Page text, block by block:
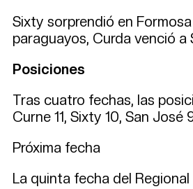
Sixty sorprendió en
paraguayos, Curda venció
Posiciones
Tras cuatro fechas, las
Curne 11, Sixty 10, San
Próxima fecha
La quinta fecha del